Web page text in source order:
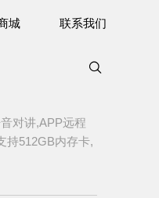
城 联系我们
对讲,APP远程
持512GB内存卡,